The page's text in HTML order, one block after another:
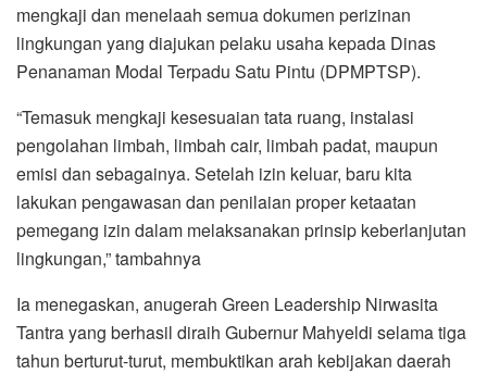
mengkaji dan menelaah semua dokumen perizinan
lingkungan yang diajukan pelaku usaha kepada Dinas
Penanaman Modal Terpadu Satu Pintu (DPMPTSP).
“Temasuk mengkaji kesesuaian tata ruang, instalasi
pengolahan limbah, limbah cair, limbah padat, maupun
emisi dan sebagainya. Setelah izin keluar, baru kita
lakukan pengawasan dan penilaian proper ketaatan
pemegang izin dalam melaksanakan prinsip keberlanjutan
lingkungan,” tambahnya
Ia menegaskan, anugerah Green Leadership Nirwasita
Tantra yang berhasil diraih Gubernur Mahyeldi selama tiga
tahun berturut-turut, membuktikan arah kebijakan daerah